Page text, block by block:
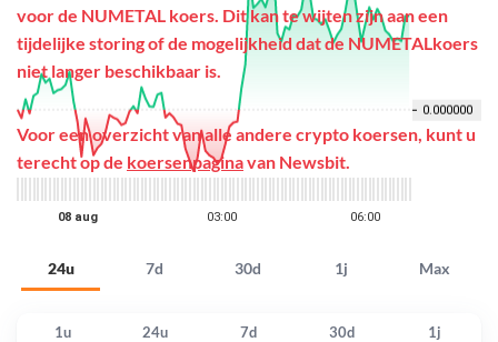
24u 7d 30d 1j Max
voor de NUMETAL koers. Dit kan te wijten zijn aan een
tijdelijke storing of de mogelijkheid dat de NUMETALkoers
niet langer beschikbaar is.
Voor een overzicht van alle andere crypto koersen, kunt u
terecht op de koersenpaginavan Newsbit.
1u 24u 7d 30d 1j